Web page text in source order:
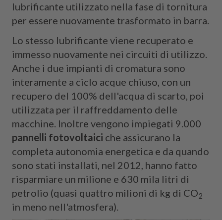
lubrificante utilizzato nella fase di tornitura
per essere nuovamente trasformato in barra.
Lo stesso lubrificante viene recuperato e
immesso nuovamente nei circuiti di utilizzo.
Anche i due impianti di cromatura sono
interamente a ciclo acque chiuso, con un
recupero del 100% dell'acqua di scarto, poi
utilizzata per il raffreddamento delle
macchine. Inoltre vengono impiegati 9.000
pannelli fotovoltaici che assicurano la
completa autonomia energetica e da quando
sono stati installati, nel 2012, hanno fatto
risparmiare un milione e 630 mila litri di
petrolio (quasi quattro milioni di kg di CO2
in meno nell'atmosfera).